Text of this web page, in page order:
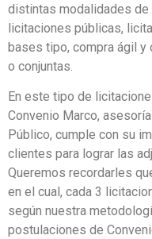
distintas modalidades de
licitaciones públicas,
bases tipo, compra ágil y
o conjuntas.
En este tipo de
Convenio Marco,
Público, cumple con su
clientes para lograr las
Queremos recordarles
en el cual, cada 3
según nuestra
postulaciones de